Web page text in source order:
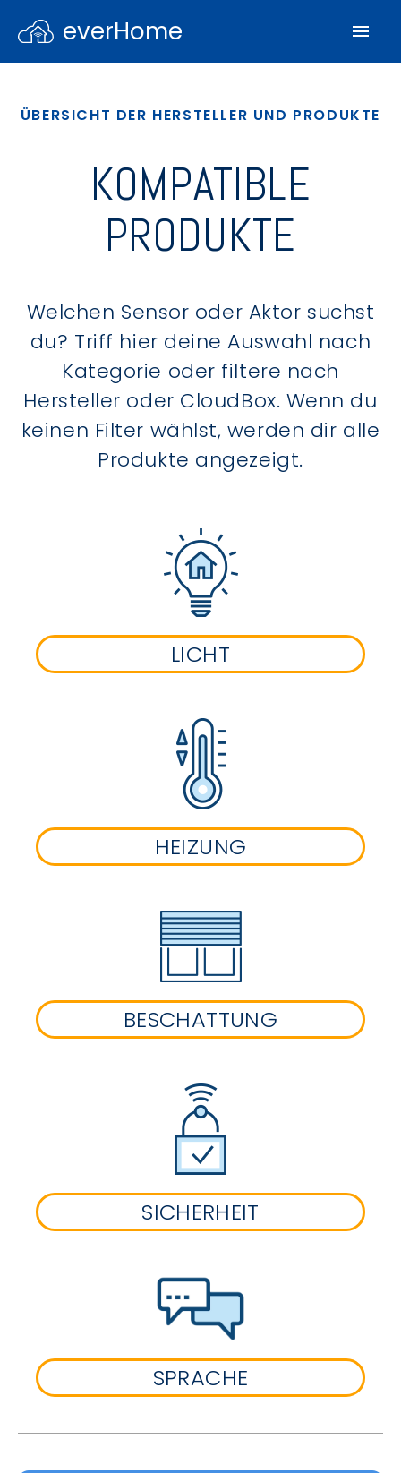
everHome
ÜBERSICHT DER HERSTELLER UND PRODUKTE
KOMPATIBLE
PRODUKTE
Welchen Sensor oder Aktor suchst
du? Triff hier deine Auswahl nach
Kategorie oder filtere nach
Hersteller oder CloudBox. Wenn du
keinen Filter wählst, werden dir alle
Produkte angezeigt.
LICHT
HEIZUNG
BESCHATTUNG
SICHERHEIT
SPRACHE